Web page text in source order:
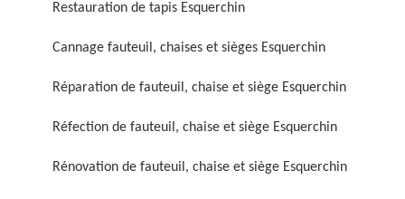
chaise et siège 59
chaise et siège 59
Restauration de tapis Esquerchin
Cannage fauteuil, chaises et sièges Esquerchin
Réparation de fauteuil, chaise et siège Esquerchin
Réfection de fauteuil, chaise et siège Esquerchin
Rénovation de fauteuil, chaise et siège Esquerchin